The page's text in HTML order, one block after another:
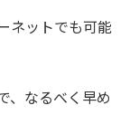
ネットでも可能
、なるべく早め